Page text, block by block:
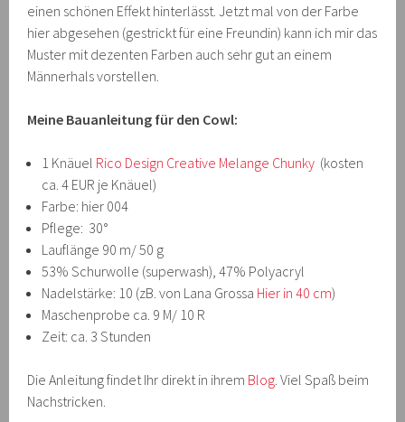
einen schönen Effekt hinterlässt. Jetzt mal von der Farbe
hier abgesehen (gestrickt für eine Freundin) kann ich mir das
Muster mit dezenten Farben auch sehr gut an einem
Männerhals vorstellen.
Meine Bauanleitung für den Cowl:
1 Knäuel Rico Design Creative Melange Chunky (kosten
ca. 4 EUR je Knäuel)
Farbe: hier 004
Pflege: 30°
Lauflänge 90 m/ 50 g
53% Schurwolle (superwash), 47% Polyacryl
Nadelstärke: 10 (zB. von Lana Grossa Hier in 40 cm)
Maschenprobe ca. 9 M/ 10 R
Zeit: ca. 3 Stunden
Die Anleitung findet Ihr direkt in ihrem Blog . Viel Spaß beim
Nachstricken.